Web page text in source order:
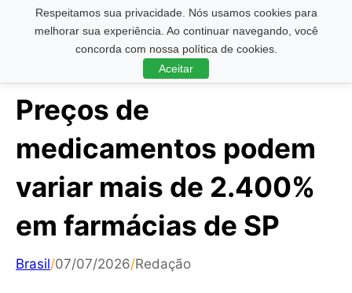
Respeitamos sua privacidade. Nós usamos cookies para
melhorar sua experiência. Ao continuar navegando, você
concorda com nossa política de cookies.
Aceitar
Pesquisar ...
Preços de
medicamentos podem
variar mais de 2.400%
em farmácias de SP
Brasil/07/07/2026/Redação